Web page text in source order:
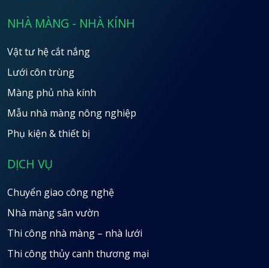
NHÀ MÀNG - NHÀ KÍNH
Vật tư hệ cắt nắng
Lưới côn trùng
Màng phủ nhà kính
Mẫu nhà màng nông nghiệp
Phụ kiện & thiết bị
DỊCH VỤ
Chuyển giao công nghệ
Nhà màng sân vườn
Thi công nhà màng – nhà lưới
Thi công thủy canh thương mại